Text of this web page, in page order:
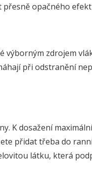
opačného
výborným zdrojem
při odstranění
K dosažení
přidat třeba do
látku, která